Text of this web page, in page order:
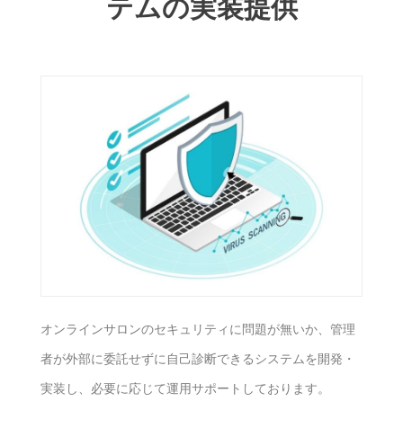
テムの実装提供
オンラインサロンのセキュリティに問題が無いか、管理
者が外部に委託せずに自己診断できるシステムを開発・
実装し、必要に応じて運用サポートしております。